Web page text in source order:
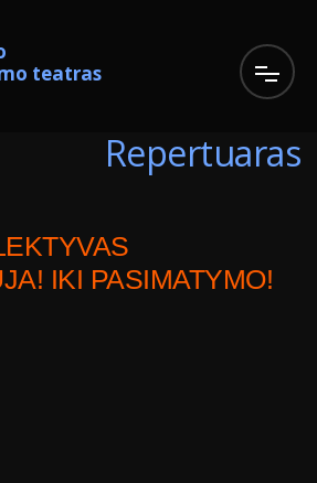
teatras
Repertuaras
IKI PASIMATYMO!